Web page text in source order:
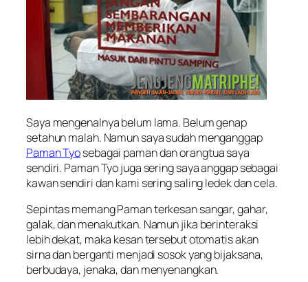
Saya mengenalnya belum lama. Belum genap
setahun malah. Namun saya sudah menganggap
Paman Tyosebagai paman dan orangtua saya
sendiri. Paman Tyo juga sering saya anggap sebagai
kawan sendiri dan kami sering saling ledek dan cela.
Sepintas memang Paman terkesan sangar, gahar,
galak, dan menakutkan. Namun jika berinteraksi
lebih dekat, maka kesan tersebut otomatis akan
sirna dan berganti menjadi sosok yang bijaksana,
berbudaya, jenaka, dan menyenangkan.